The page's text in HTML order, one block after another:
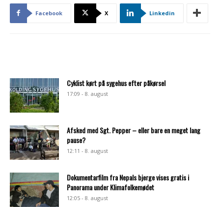
Facebook X Linkedin
Cyklist kørt på sygehus efter påkørsel
17:09 - 8. august
Afsked med Sgt. Pepper – eller bare en meget lang
pause?
12:11 - 8. august
Dokumentarfilm fra Nepals bjerge vises gratis i
Panorama under Klimafolkemødet
12:05 - 8. august